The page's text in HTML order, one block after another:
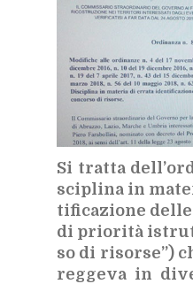
Si trat­ta
sci­pli­na in
ti­fi­ca­zio­ne
di prio­ri­tà
so di ri­sor­se”)
reg­ge­va in